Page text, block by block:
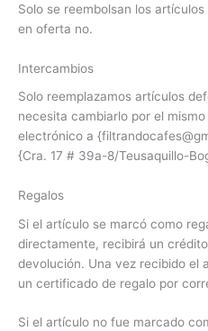
Solo se reembolsan los
en oferta no.
Intercambios
Solo reemplazamos artículos
necesita cambiarlo por el
electrónico a
{Cra. 17 # 39a-8/Teusaquillo-
Regalos
Si el artículo se marcó como
directamente, recibirá un
devolución. Una vez recibido el
un certificado de regalo por
Si el artículo no fue marcado